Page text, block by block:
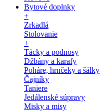
Bytové doplnky
+
Zrkadlá
Stolovanie
+
Tácky a podnosy
Džbány a karafy
Poháre, hrnčeky a šálky
Čajníky
Taniere
Jedálenské súpravy
Misky a misy